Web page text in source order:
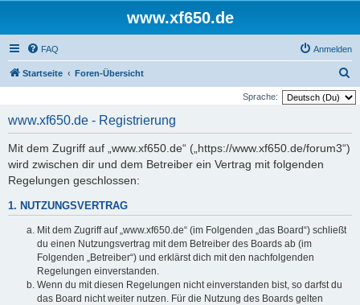
www.xf650.de
FAQ Anmelden
Startseite Foren-Übersicht
u
Sprache:
www.xf650.de - Registrierung
Mit dem Zugriff auf „www.xf650.de“ („https://www.xf650.de/forum3“)
wird zwischen dir und dem Betreiber ein Vertrag mit folgenden
Regelungen geschlossen:
1. NUTZUNGSVERTRAG
Mit dem Zugriff auf „www.xf650.de“ (im Folgenden „das Board“) schließt
du einen Nutzungsvertrag mit dem Betreiber des Boards ab (im
Folgenden „Betreiber“) und erklärst dich mit den nachfolgenden
Regelungen einverstanden.
Wenn du mit diesen Regelungen nicht einverstanden bist, so darfst du
das Board nicht weiter nutzen. Für die Nutzung des Boards gelten